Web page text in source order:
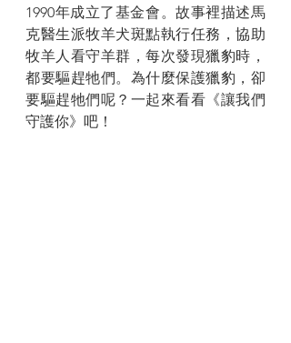
1990年成立了基金會。故事裡描述馬
克醫生派牧羊犬斑點執行任務，協助
牧羊人看守羊群，每次發現獵豹時，
都要驅趕牠們。為什麼保護獵豹，卻
要驅趕牠們呢？一起來看看《讓我們
守護你》吧！